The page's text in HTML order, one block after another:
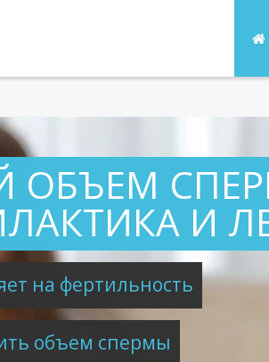
ОБЪЕМ
И
на фертильность
объем спермы